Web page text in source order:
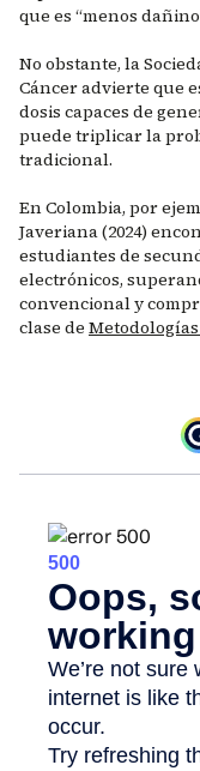
que es “menos
No obstante, la
Cáncer advierte que
dosis capaces de
puede triplicar la
tradicional.
En Colombia, por
Javeriana (2024)
estudiantes de
electrónicos,
convencional y
clase de